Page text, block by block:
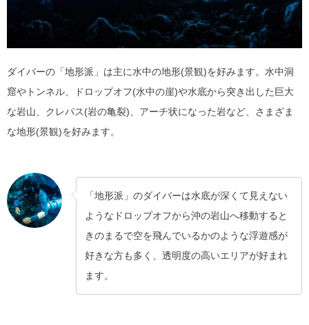
ダイバーの「地形派」は主に水中の地形(景観)を好みます。水中洞
窟やトンネル、ドロップオフ(水中の崖)や水底から突き出した巨大
な岩山、クレパス(岩の亀裂)、アーチ状になった岩など、さまざま
な地形(景観)を好みます。
「地形派」のダイバーは水底が深くて見えない
ようなドロップオフから沖の岩山へ移動すると
きのまるで空を飛んでいるかのような浮遊感が
好きな方も多く、透明度の高いエリアが好まれ
ます。